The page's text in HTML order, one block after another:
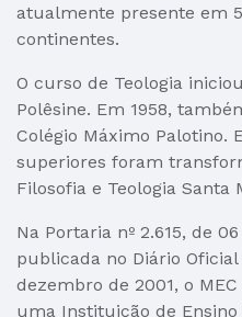
atualmente presente em
continentes.
O curso de Teologia
Polêsine. Em 1958,
Colégio Máximo Palotino.
superiores foram
Filosofia e Teologia Santa
Na Portaria nº 2.615, de
publicada no Diário
dezembro de 2001, o
uma Instituição de